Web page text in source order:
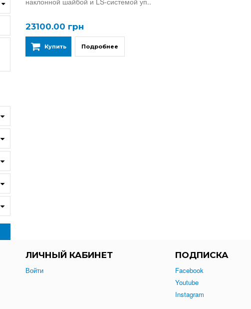
23100.00 грн
Купить Подробнее
ЛИЧНЫЙ КАБИНЕТ
Войти
ПОДПИСКА
Facebook
Youtube
Instagram